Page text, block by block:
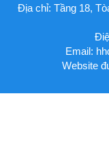
Địa chỉ: Tầng 18,
Email:
Website